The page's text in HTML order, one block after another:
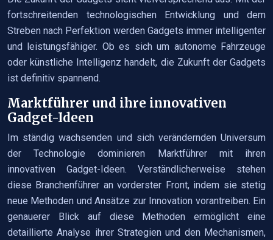
fortschreitenden technologischen Entwicklung und dem
Streben nach Perfektion werden Gadgets immer intelligenter
und leistungsfähiger. Ob es sich um autonome Fahrzeuge
oder künstliche Intelligenz handelt, die Zukunft der Gadgets
ist definitiv spannend.
Marktführer und ihre innovativen
Gadget-Ideen
Im ständig wachsenden und sich verändernden Universum
der Technologie dominieren Marktführer mit ihren
innovativen Gadget-Ideen. Verständlicherweise stehen
diese Branchenführer an vorderster Front, indem sie stetig
neue Methoden und Ansätze zur Innovation vorantreiben. Ein
genauerer Blick auf diese Methoden ermöglicht eine
detaillierte Analyse ihrer Strategien und den Mechanismen,